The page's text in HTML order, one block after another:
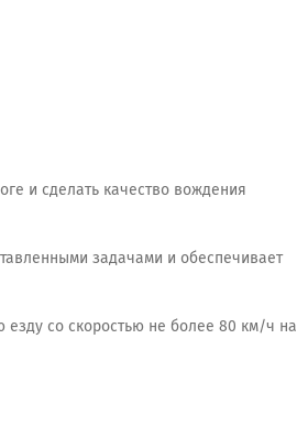
и сделать качество вождения
задачами и обеспечивает
езду со скоростью не более 80 км/ч на